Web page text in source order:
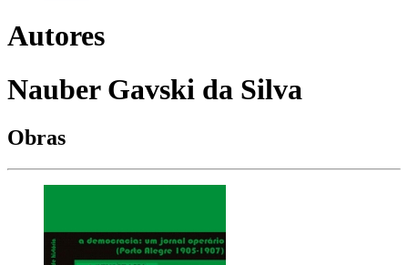
Autores
Nauber Gavski da Silva
Obras